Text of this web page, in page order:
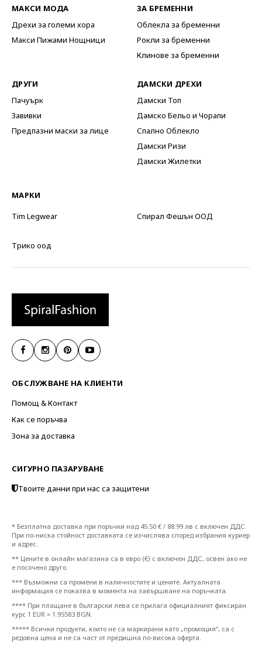
МАКСИ МОДА
Дрехи за големи хора
Макси Пижами Нощници
ЗА БРЕМЕННИ
Облекла за бременни
Рокли за бременни
Клинове за бременни
ДРУГИ
Пачуърк
Завивки
Предпазни маски за лице
ДАМСКИ ДРЕХИ
Дамски Топ
Дамско Бельо и Чорапи
Спално Облекло
Дамски Ризи
Дамски Жилетки
МАРКИ
Tim Legwear
Спирал Фешън ООД
Трико оод
ОБСЛУЖВАНЕ НА КЛИЕНТИ
Помощ & Контакт
Как се поръчва
Зона за доставка
СИГУРНО ПАЗАРУВАНЕ
Твоите данни при нас са защитени
* Безплатна доставка при поръчки над 45.50 € / 88.99 лв с включен ДДС.
При по-ниска стойност доставката се изчислява според избрания куриер
и адрес.
** Цените в онлайн магазина са в евро (€) с включен ДДС, освен ако не
е посочено друго.
*** Възможни са промени в наличностите и цените. Актуалната
информация се показва в момента на завършване на поръчката.
**** При плащане в български лева се прилага официалният фиксиран
курс 1 EUR = 1.95583 BGN.
***** Всички продукти, които не са маркирани като „промоция“, са с
редовна цена и не са част от предишна по-висока оферта.